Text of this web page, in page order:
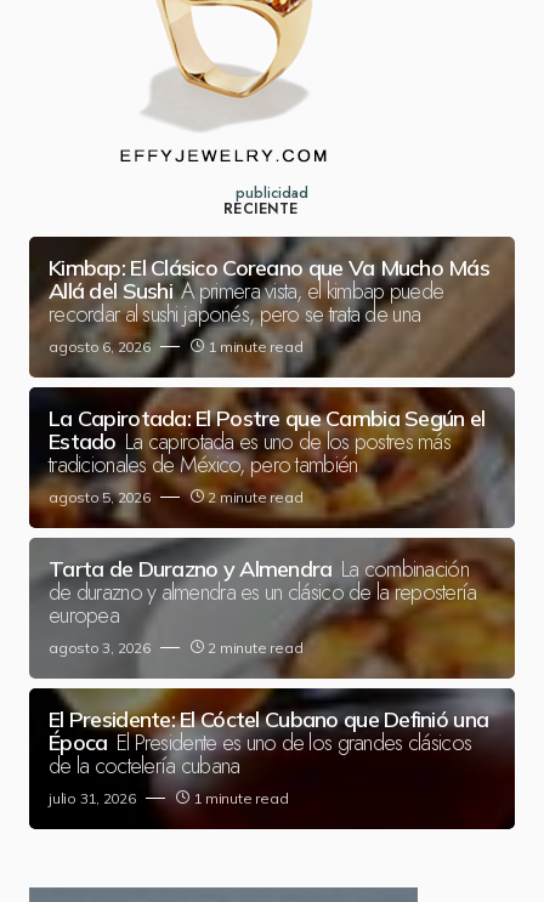
publicidad
RECIENTE
Kimbap: El Clásico Coreano que Va Mucho Más
Allá del Sushi A primera vista, el kimbap puede
recordar al sushi japonés, pero se trata de una
agosto 6, 2026 1 minute read
La Capirotada: El Postre que Cambia Según el
Estado La capirotada es uno de los postres más
tradicionales de México, pero también
agosto 5, 2026 2 minute read
Tarta de Durazno y Almendra La combinación
de durazno y almendra es un clásico de la repostería
europea
agosto 3, 2026 2 minute read
El Presidente: El Cóctel Cubano que Definió una
Época El Presidente es uno de los grandes clásicos
de la coctelería cubana
julio 31, 2026 1 minute read